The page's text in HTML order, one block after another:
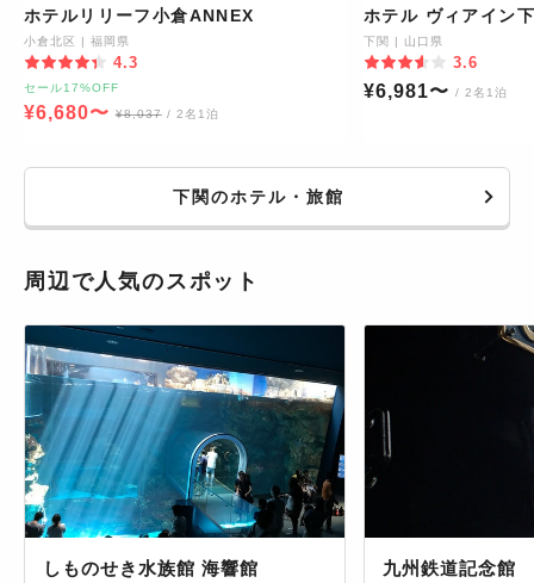
ホテルリリーフ小倉ANNEX
小倉北区 | 福岡県
4.3
セール17%OFF
¥6,680〜 ¥8,037 / 2名1泊
ホテル ヴィアイン
下関 | 山口県
3.6
¥6,981〜 / 2名1泊
下関のホテル・旅館
周辺で人気のスポット
しものせき水族館 海響館 九州鉄道記念館